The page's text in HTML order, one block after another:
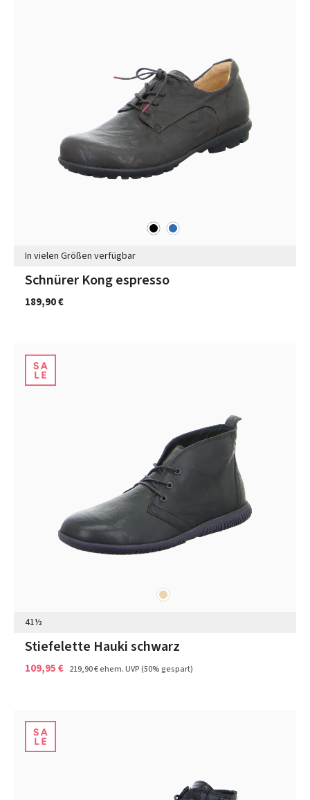
schwarz
blau
In vielen Größen verfügbar
Schnürer Kong espresso
189,90 €
beige
41½
Stiefelette Hauki schwarz
109,95 € 219,90 €ehem. UVP(50% gespart)